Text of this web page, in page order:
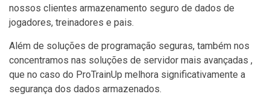
nossos clientes armazenamento seguro de dados de
jogadores, treinadores e pais.
Além de soluções de programação seguras, também nos
concentramos nas soluções de servidor mais avançadas ,
que no caso do ProTrainUp melhora significativamente a
segurança dos dados armazenados.